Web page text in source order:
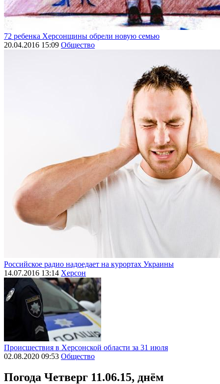
72 ребенка Херсонщины обрели новую семью
20.04.2016 15:09 Общество
Российское радио надоедает на курортах Украины
14.07.2016 13:14 Херсон
Происшествия в Херсонской области за 31 июля
02.08.2020 09:53 Общество
Погода Четверг 11.06.15, днём